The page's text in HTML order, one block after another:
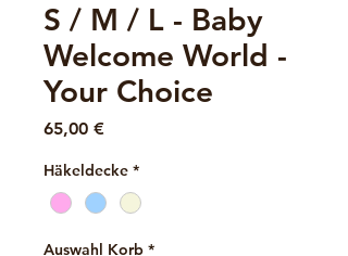
S / M / L - Baby
Welcome World -
Your Choice
65,00 €Preis
Häkeldecke *
Auswahl Korb *